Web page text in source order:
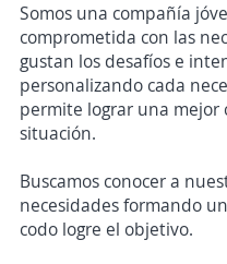
Somos una compañía
comprometida con las
gustan los desafíos e
personalizando cada
permite lograr una mejor
situación.
Buscamos conocer a
necesidades formando
codo logre el objetivo.